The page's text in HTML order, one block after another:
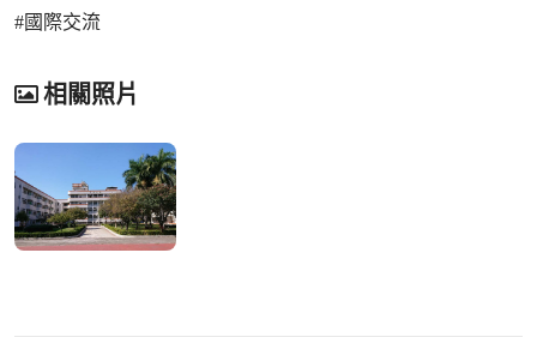
#國際交流
相關照片